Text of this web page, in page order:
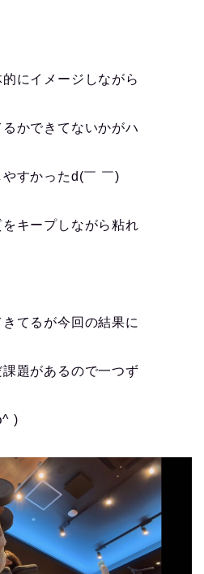
にイメージしながら
かできてないかがハ
すかったd(￣ ￣)
キープしながら粘れ
てるが今回の結果に
題があるので一つず
)